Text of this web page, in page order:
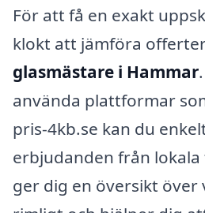
För att få en exakt
klokt att jämföra
glasmästare i Hammar
använda plattformar
pris-4kb.se kan du
erbjudanden från
ger dig en översikt över